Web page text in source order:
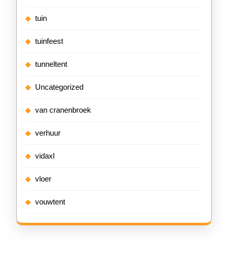
tuin
tuinfeest
tunneltent
Uncategorized
van cranenbroek
verhuur
vidaxl
vloer
vouwtent